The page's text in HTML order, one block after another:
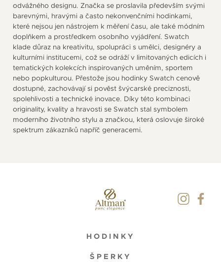
odvážného designu. Značka se proslavila především svými
barevnými, hravými a často nekonvenčními hodinkami,
které nejsou jen nástrojem k měření času, ale také módním
doplňkem a prostředkem osobního vyjádření. Swatch
klade důraz na kreativitu, spolupráci s umělci, designéry a
kulturními institucemi, což se odráží v limitovaných edicích i
tematických kolekcích inspirovaných uměním, sportem
nebo popkulturou. Přestože jsou hodinky Swatch cenově
dostupné, zachovávají si pověst švýcarské preciznosti,
spolehlivosti a technické inovace. Díky této kombinaci
originality, kvality a hravosti se Swatch stal symbolem
moderního životního stylu a značkou, která oslovuje široké
spektrum zákazníků napříč generacemi.
HODINKY
ŠPERKY